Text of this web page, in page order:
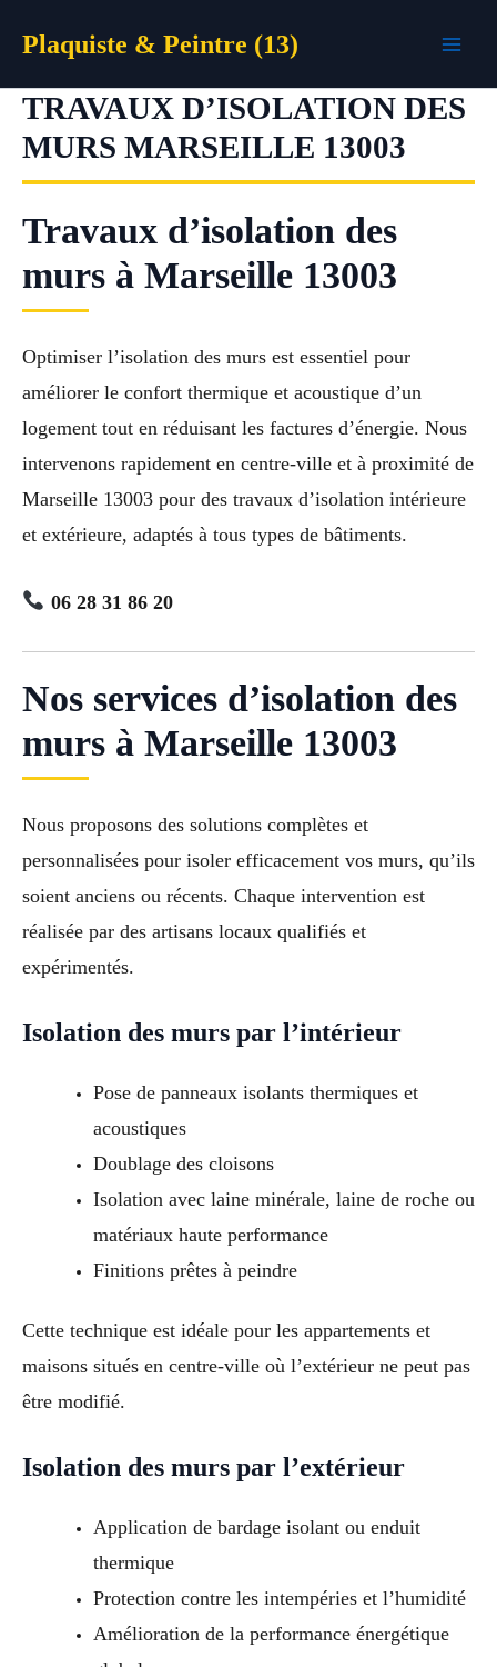
Plaquiste & Peintre (13)
TRAVAUX D’ISOLATION DES
MURS MARSEILLE 13003
Travaux d’isolation des
murs à Marseille 13003
Optimiser l’isolation des murs est essentiel pour
améliorer le confort thermique et acoustique d’un
logement tout en réduisant les factures d’énergie. Nous
intervenons rapidement en centre-ville et à proximité de
Marseille 13003 pour des travaux d’isolation intérieure
et extérieure, adaptés à tous types de bâtiments.
06 28 31 86 20
Nos services d’isolation des
murs à Marseille 13003
Nous proposons des solutions complètes et
personnalisées pour isoler efficacement vos murs, qu’ils
soient anciens ou récents. Chaque intervention est
réalisée par des artisans locaux qualifiés et
expérimentés.
Isolation des murs par l’intérieur
Pose de panneaux isolants thermiques et
acoustiques
Doublage des cloisons
Isolation avec laine minérale, laine de roche ou
matériaux haute performance
Finitions prêtes à peindre
Cette technique est idéale pour les appartements et
maisons situés en centre-ville où l’extérieur ne peut pas
être modifié.
Isolation des murs par l’extérieur
Application de bardage isolant ou enduit
thermique
Protection contre les intempéries et l’humidité
Amélioration de la performance énergétique